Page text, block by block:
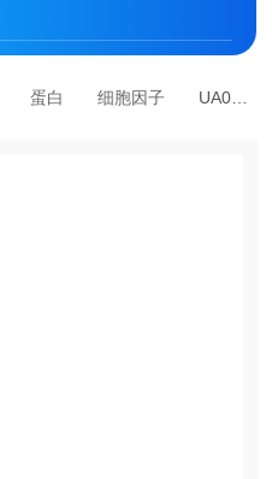
蛋白 细胞因子 UA040042-AF无动物源人源 M-CSF 蛋白